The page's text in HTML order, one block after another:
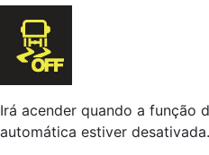
Irá acender quando a função
automática estiver desativada.